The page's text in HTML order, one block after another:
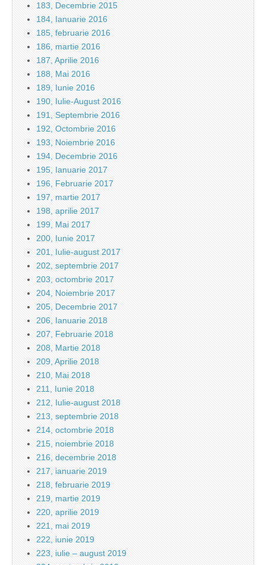
183, Decembrie 2015
184, Ianuarie 2016
185, februarie 2016
186, martie 2016
187, Aprilie 2016
188, Mai 2016
189, Iunie 2016
190, Iulie-August 2016
191, Septembrie 2016
192, Octombrie 2016
193, Noiembrie 2016
194, Decembrie 2016
195, Ianuarie 2017
196, Februarie 2017
197, martie 2017
198, aprilie 2017
199, Mai 2017
200, Iunie 2017
201, Iulie-august 2017
202, septembrie 2017
203, octombrie 2017
204, Noiembrie 2017
205, Decembrie 2017
206, Ianuarie 2018
207, Februarie 2018
208, Martie 2018
209, Aprilie 2018
210, Mai 2018
211, Iunie 2018
212, Iulie-august 2018
213, septembrie 2018
214, octombrie 2018
215, noiembrie 2018
216, decembrie 2018
217, ianuarie 2019
218, februarie 2019
219, martie 2019
220, aprilie 2019
221, mai 2019
222, iunie 2019
223, iulie – august 2019